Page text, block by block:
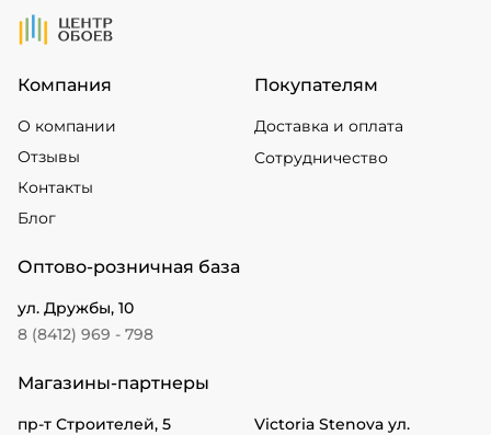
На Главную
Компания
О компании
Отзывы
Контакты
Блог
Покупателям
Доставка и оплата
Сотрудничество
Оптово-розничная база
ул. Дружбы, 10
8 (8412) 969 - 798
Магазины-партнеры
пр-т Строителей, 5
Victoria Stenova ул.